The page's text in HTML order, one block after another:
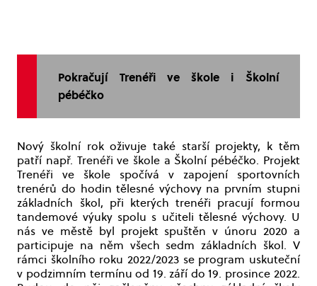
Pokračují Trenéři ve škole i Školní
pébéčko
Nový školní rok oživuje také starší projekty, k těm
patří např. Trenéři ve škole a Školní pébéčko. Projekt
Trenéři ve škole spočívá v zapojení sportovních
trenérů do hodin tělesné výchovy na prvním stupni
základních škol, při kterých trenéři pracují formou
tandemové výuky spolu s učiteli tělesné výchovy. U
nás ve městě byl projekt spuštěn v únoru 2020 a
participuje na něm všech sedm základních škol. V
rámci školního roku 2022/2023 se program uskuteční
v podzimním termínu od 19. září do 19. prosince 2022.